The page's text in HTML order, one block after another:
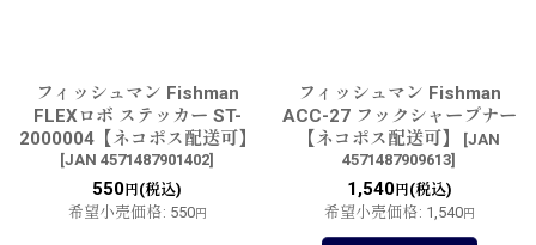
フィッシュマン Fishman
FLEXロボ ステッカー ST-
2000004【ネコポス配送可】
[JAN 4571487901402]
550 円(税込)
希望小売価格: 550円
フィッシュマン Fishman
ACC-27 フックシャープナー
【ネコポス配送可】
[JAN
4571487909613]
1,540円(税込)
希望小売価格: 1,540円